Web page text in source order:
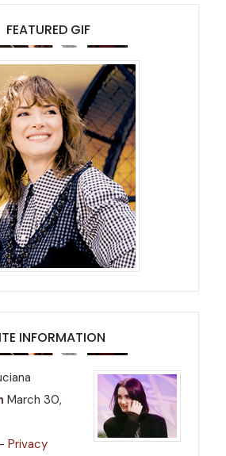
FEATURED GIF
INFORMATION
March 30,
-Privacy